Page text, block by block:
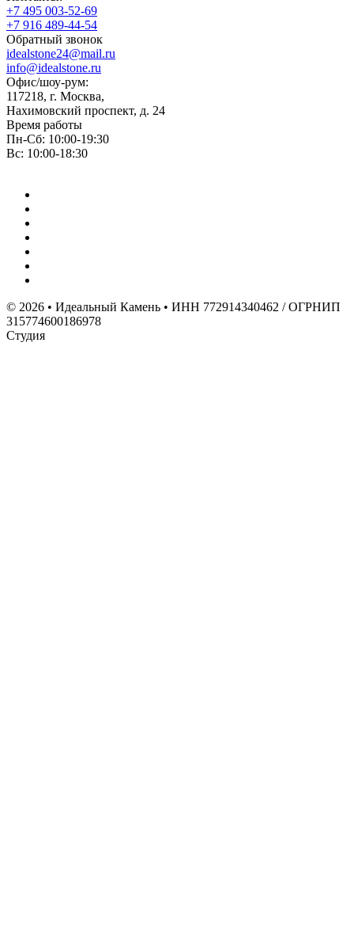
+7 495 003-52-69
+7 916 489-44-54
Обратный звонок
idealstone24@mail.ru
info@idealstone.ru
Офис/шоу-рум:
117218, г. Москва,
Нахимовский проспект, д. 24
Время работы
Пн-Сб: 10:00-19:30
Вс: 10:00-18:30
© 2026 • Идеальный Камень • ИНН 772914340462 / ОГРНИП
315774600186978
Студия